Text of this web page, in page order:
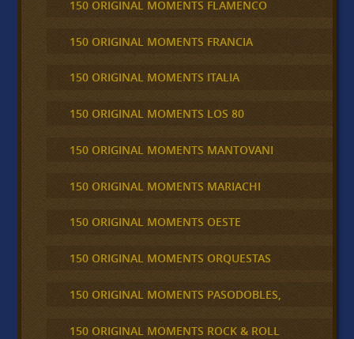
150 ORIGINAL MOMENTS FLAMENCO
150 ORIGINAL MOMENTS FRANCIA
150 ORIGINAL MOMENTS ITALIA
150 ORIGINAL MOMENTS LOS 80
150 ORIGINAL MOMENTS MANTOVANI
150 ORIGINAL MOMENTS MARIACHI
150 ORIGINAL MOMENTS OESTE
150 ORIGINAL MOMENTS ORQUESTAS
150 ORIGINAL MOMENTS PASODOBLES,
150 ORIGINAL MOMENTS ROCK & ROLL